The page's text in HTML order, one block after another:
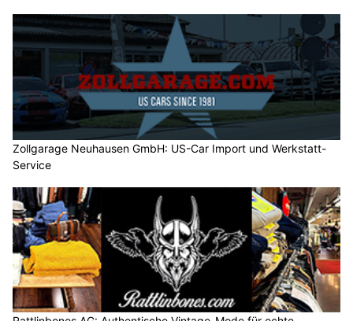
Zollgarage Neuhausen GmbH: US-Car Import und Werkstatt-
Service